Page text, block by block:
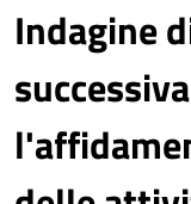
Indagine